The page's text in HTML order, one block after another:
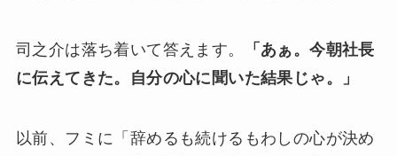
司之介は落ち着いて答えます。
「あぁ。今朝社長
に伝えてきた。自分の心に聞いた結果じゃ。」
以前、フミに「辞めるも続けるもわしの心が決め